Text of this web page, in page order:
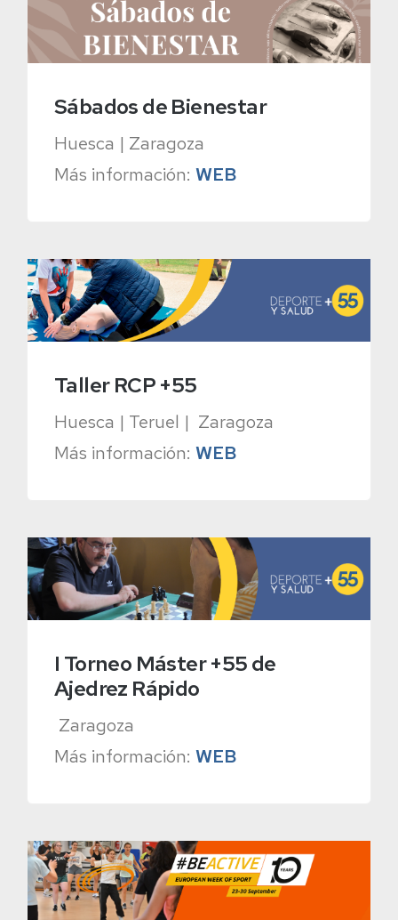
Sábados de Bienestar
Huesca | Zaragoza
Más información: WEB
Taller RCP +55
Huesca | Teruel | Zaragoza
Más información: WEB
I Torneo Máster +55 de
Ajedrez Rápido
Zaragoza
Más información: WEB